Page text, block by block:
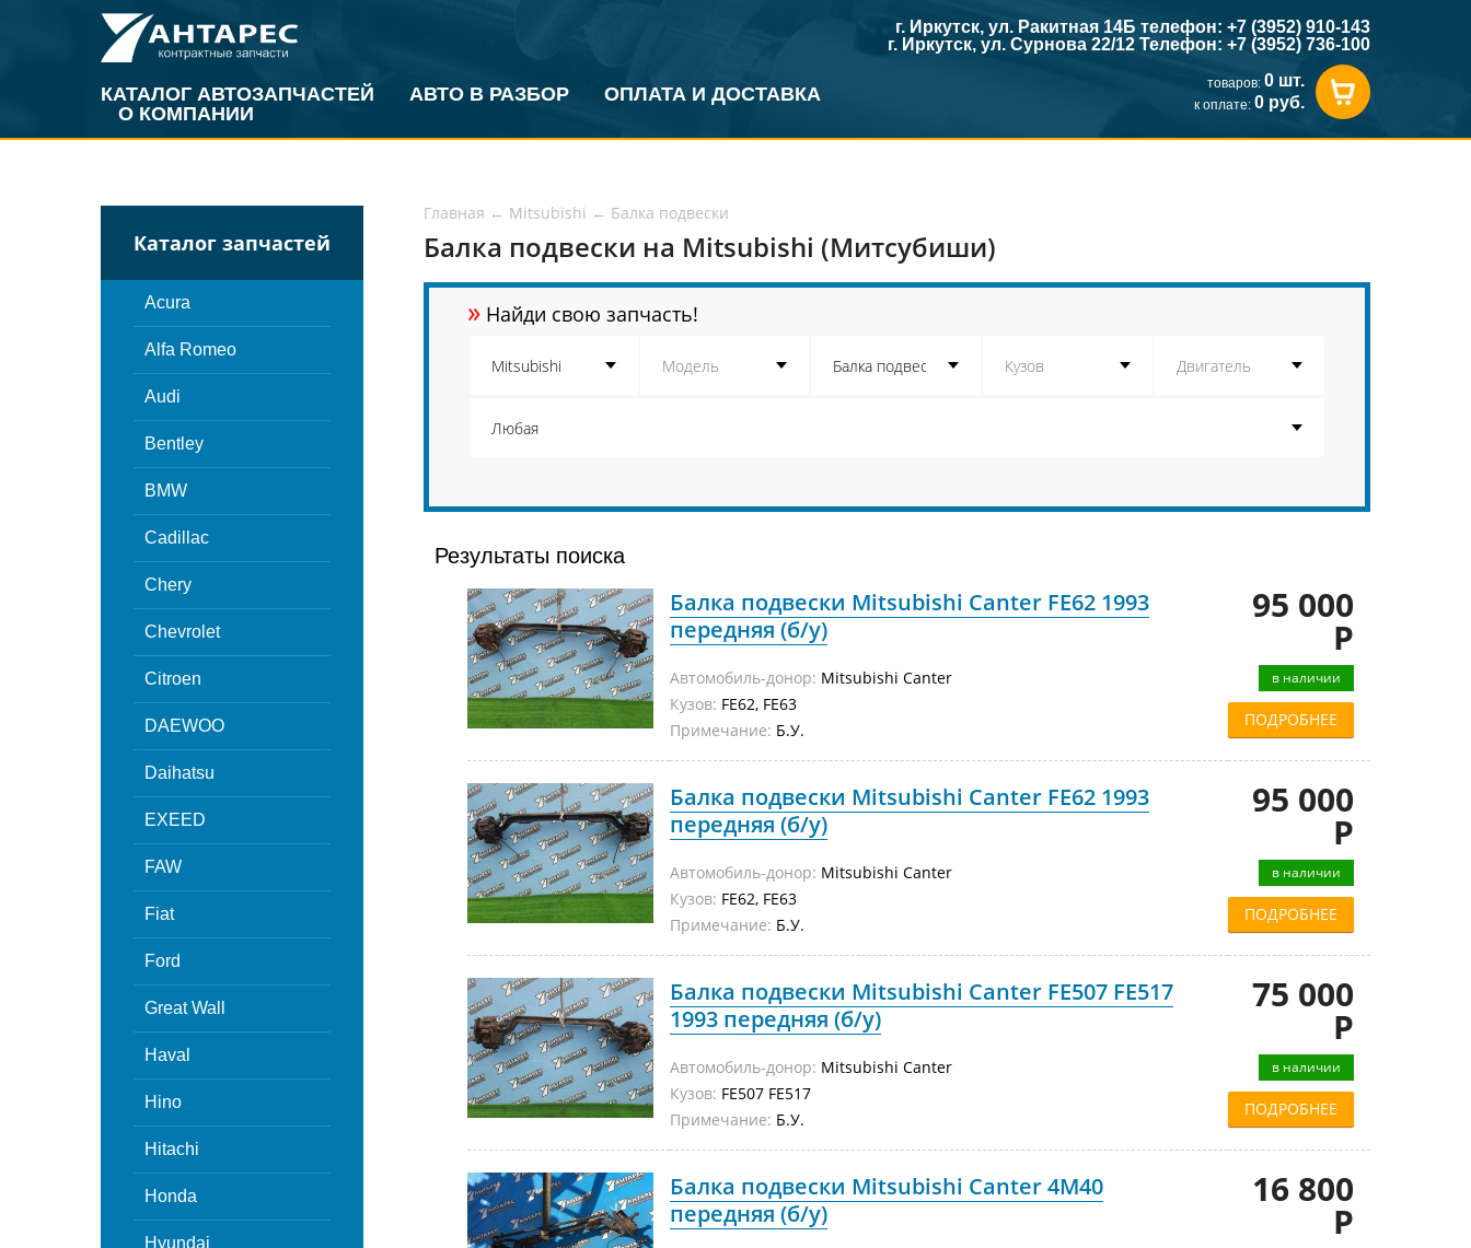
КАТАЛОГ АВТОЗАПЧАСТЕЙ АВТО В РАЗБОР
ОПЛАТА И ДОСТАВКА
О КОМПАНИИ
г. Иркутск, ул. Ракитная 14Б телефон: +7 (3952) 910-143
г. Иркутск, ул. Сурнова 22/12 Телефон: +7 (3952) 736-100
товаров: 0 шт.
к оплате: 0 руб.
Каталог запчастей
Acura
Alfa Romeo
Audi
Bentley
BMW
Cadillac
Chery
Chevrolet
Citroen
DAEWOO
Daihatsu
EXEED
FAW
Fiat
Ford
Great Wall
Haval
Hino
Hitachi
Honda
Hyundai
Главная ← Mitsubishi ← Балка подвески
Балка подвески на Mitsubishi (Митсубиши)
» Найди свою запчасть!
Результаты поиска
Балка подвески Mitsubishi Canter FE62 1993
передняя (б/у)
Автомобиль-донор: Mitsubishi Canter
Кузов: FE62, FE63
Примечание: Б.У.
95 000
Р
в наличии
ПОДРОБНЕЕ
Балка подвески Mitsubishi Canter FE62 1993
передняя (б/у)
Автомобиль-донор: Mitsubishi Canter
Кузов: FE62, FE63
Примечание: Б.У.
95 000
Р
в наличии
ПОДРОБНЕЕ
Балка подвески Mitsubishi Canter FE507 FE517
1993 передняя (б/у)
Автомобиль-донор: Mitsubishi Canter
Кузов: FE507 FE517
Примечание: Б.У.
75 000
Р
в наличии
ПОДРОБНЕЕ
Балка подвески Mitsubishi Canter 4M40
передняя (б/у)
16 800
Р